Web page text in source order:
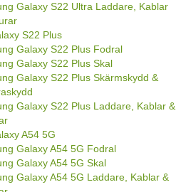
Galaxy S22 Ultra Laddare, Kablar
S22 Plus
Galaxy S22 Plus Fodral
Galaxy S22 Plus Skal
Galaxy S22 Plus Skärmskydd &
Galaxy S22 Plus Laddare, Kablar &
A54 5G
Galaxy A54 5G Fodral
Galaxy A54 5G Skal
Galaxy A54 5G Laddare, Kablar &